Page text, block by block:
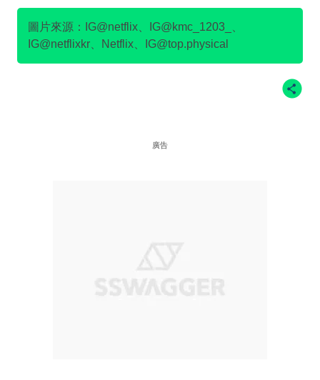
金民澈
圖片來源：IG@netflix、IG@kmc_1203_、
IG@netflixkr、Netflix、IG@top.physical
廣告